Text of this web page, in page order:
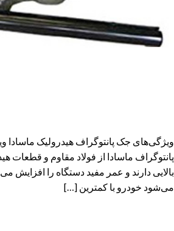
ویژگی‌های جک پانتوگراف هیدرولیک
پانتوگراف ماسادا از فولاد مقاوم و
بالایی دارند و عمر مفید دستگاه را
می‌شود خودرو با کمترین […]